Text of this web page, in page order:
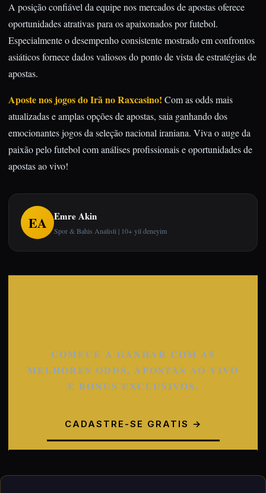
A posição confiável da equipe nos mercados de apostas oferece
oportunidades atrativas para os apaixonados por futebol.
Especialmente o desempenho consistente mostrado em confrontos
asiáticos fornece dados valiosos do ponto de vista de estratégias de
apostas.
Aposte nos jogos do Irã no Raxcasino! Com as odds mais
atualizadas e amplas opções de apostas, saia ganhando dos
emocionantes jogos da seleção nacional iraniana. Viva o auge da
paixão pelo futebol com análises profissionais e oportunidades de
apostas ao vivo!
EA Emre Akin
Spor & Bahis Analisti | 10+ yil deneyim
COMECE A GANHAR COM AS
MELHORES ODDS, APOSTAS AO VIVO
E BONUS EXCLUSIVOS.
CADASTRE-SE GRATIS →